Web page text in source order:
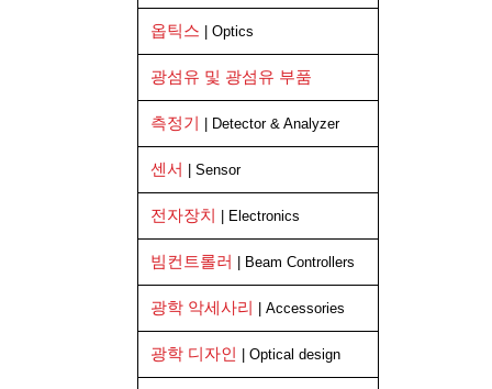
옵틱스 | Optics
광섬유 및 광섬유 부품
측정기 | Detector & Analyzer
센서 | Sensor
전자장치 | Electronics
빔컨트롤러 | Beam Controllers
광학 악세사리 | Accessories
광학 디자인 | Optical design